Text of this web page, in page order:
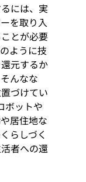
には、実
を取り入
とが必要
ように技
元するか
んなな
づけてい
ボットや
居住地な
らしづく
者への還